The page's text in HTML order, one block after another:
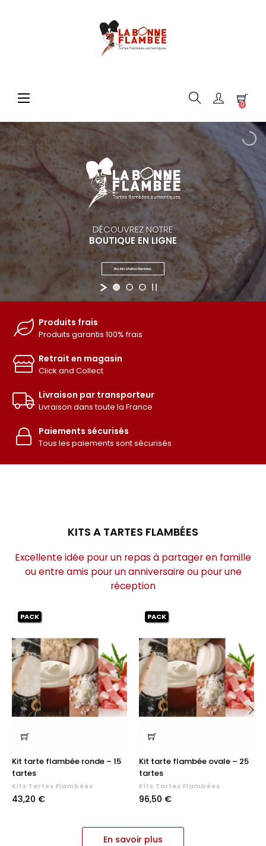
Basculer
navigation
☰ 0
DÉCOUVREZ NOTRE
BOUTIQUE EN LIGNE
Nos kits à tartes flambées
Produits frais
Produits garantis 100% frais
Retrait en magasin
Click and Collect
Livraison par transporteur
Livraison dans toute la France
Paiements sécurisés
Tous les paiements sont sécurisés
KITS A TARTES FLAMBÉES
Excellente idée pour un repas à partager en famille
ou entre amis pour un anniversaire ou pour une
réception
PACK
Kit tarte flambée ronde – 15
tartes
Kits Tartes Flambées
Prix
43,20 €
PACK
Kit tarte flambée ovale – 25
tartes
Kits Tartes Flambées
Prix
96,50 €
En savoir plus